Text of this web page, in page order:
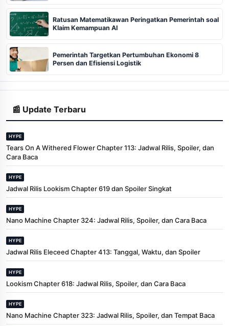
Ratusan Matematikawan Peringatkan Pemerintah soal
Klaim Kemampuan AI
Pemerintah Targetkan Pertumbuhan Ekonomi 8
Persen dan Efisiensi Logistik
📰 Update Terbaru
HYPE
Tears On A Withered Flower Chapter 113: Jadwal Rilis, Spoiler, dan
Cara Baca
HYPE
Jadwal Rilis Lookism Chapter 619 dan Spoiler Singkat
HYPE
Nano Machine Chapter 324: Jadwal Rilis, Spoiler, dan Cara Baca
HYPE
Jadwal Rilis Eleceed Chapter 413: Tanggal, Waktu, dan Spoiler
HYPE
Lookism Chapter 618: Jadwal Rilis, Spoiler, dan Cara Baca
HYPE
Nano Machine Chapter 323: Jadwal Rilis, Spoiler, dan Tempat Baca